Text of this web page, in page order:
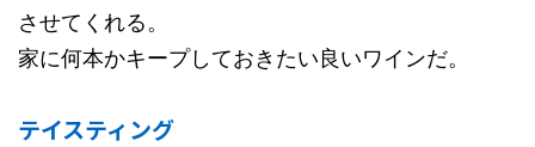
させてくれる。
家に何本かキープしておきたい良いワインだ。
テイスティング